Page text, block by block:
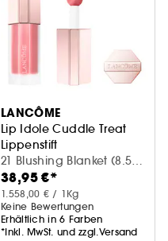
LANCÔME
Lip Idole Cuddle Treat
Lippenstift
21 Blushing Blanket (8.5
ml)
38,95 €*
1.558,00 € / 1Kg
Keine Bewertungen
Erhältlich in 6 Farben
*Inkl. MwSt. und zzgl.Versand